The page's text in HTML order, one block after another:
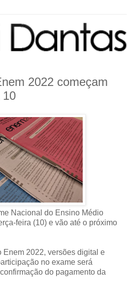
2022 começam
10
Nacional do Ensino Médio
feira (10) e vão até o próximo
Enem 2022, versões digital e
no exame será
do pagamento da